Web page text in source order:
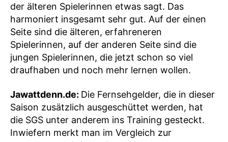
der älteren Spielerinnen etwas sagt. Das
harmoniert insgesamt sehr gut. Auf der einen
Seite sind die älteren, erfahreneren
Spielerinnen, auf der anderen Seite sind die
jungen Spielerinnen, die jetzt schon so viel
draufhaben und noch mehr lernen wollen.
Jawattdenn.de: Die Fernsehgelder, die in dieser
Saison zusätzlich ausgeschüttet werden, hat
die SGS unter anderem ins Training gesteckt.
Inwiefern merkt man im Vergleich zur